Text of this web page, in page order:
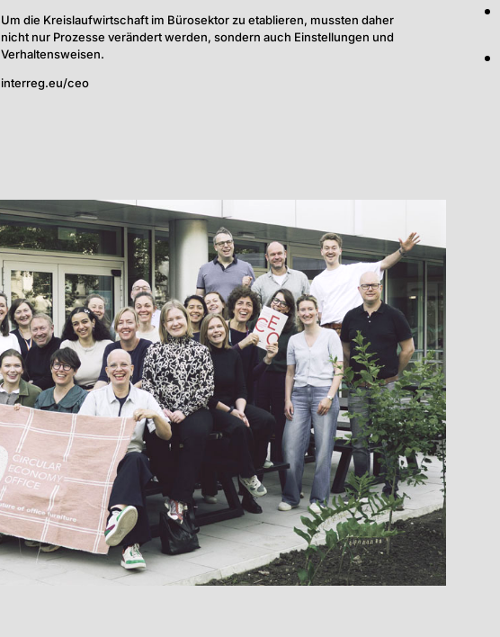
Um die Kreislaufwirtschaft im Bürosektor zu etablieren, mussten daher
nicht nur Prozesse verändert werden, sondern auch Einstellungen und
Verhaltensweisen.
interreg.eu/ceo